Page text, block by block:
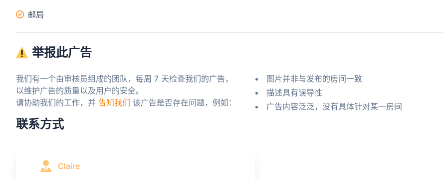
邮局
举报此广告
我们有一个由审核员组成的团队，每周 7 天检查我们的广告，
以维护广告的质量以及用户的安全。
请协助我们的工作，并 告知我们 该广告是否存在问题，例如：
图片并非与发布的房间一致
描述具有误导性
广告内容泛泛，没有具体针对某一房间
联系方式
Claire